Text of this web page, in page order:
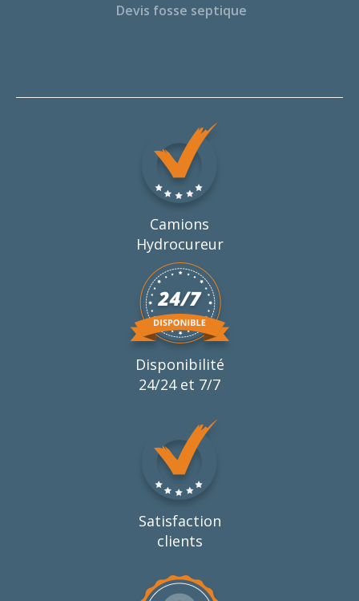
Devis fosse septique
Camions
Hydrocureur
Disponibilité
24/24 et 7/7
Satisfaction
clients